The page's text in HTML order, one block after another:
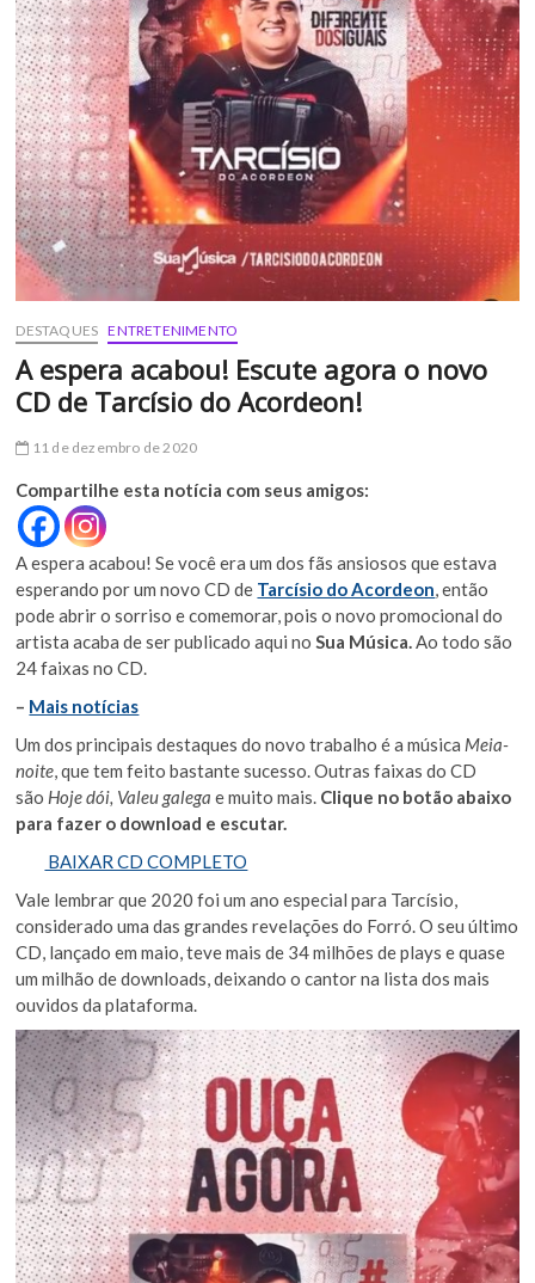
DESTAQUES ENTRETENIMENTO
A espera acabou! Escute agora o novo
CD de Tarcísio do Acordeon!
11 de dezembro de 2020
Compartilhe esta notícia com seus amigos:
A espera acabou! Se você era um dos fãs ansiosos que estava
esperando por um novo CD de Tarcísio do Acordeon , então
pode abrir o sorriso e comemorar, pois o novo promocional do
artista acaba de ser publicado aqui no Sua Música. Ao todo são
24 faixas no CD.
– Mais notícias
Um dos principais destaques do novo trabalho é a música Meia-
noite , que tem feito bastante sucesso. Outras faixas do CD
são Hoje dói, Valeu galega e muito mais. Clique no botão abaixo
para fazer o download e escutar.
BAIXAR CD COMPLETO
Vale lembrar que 2020 foi um ano especial para Tarcísio,
considerado uma das grandes revelações do Forró. O seu último
CD, lançado em maio, teve mais de 34 milhões de plays e quase
um milhão de downloads, deixando o cantor na lista dos mais
ouvidos da plataforma.